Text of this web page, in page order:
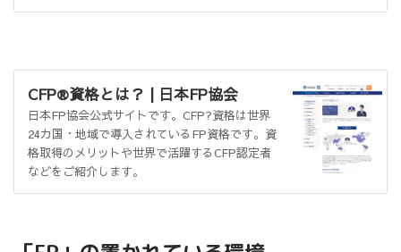
CFP®資格とは？ | 日本FP協会
日本FP協会公式サイトです。CFP?資格は世界
24カ国・地域で導入されているFP資格です。資
格取得のメリットや世界で活躍するCFP認定者
などをご紹介します。